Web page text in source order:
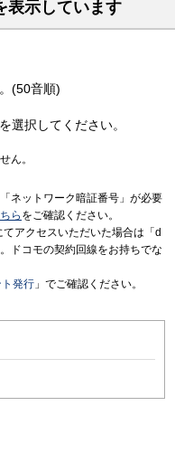
表示しています
(50音順)
選択してください。
ん。
ネットワーク暗証番号」が必要
ら をご確認ください。
アクセスいただいた場合は「d
ドコモの契約回線をお持ちでな
発行 」でご確認ください。